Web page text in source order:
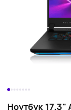
Ноутбук 17.3"